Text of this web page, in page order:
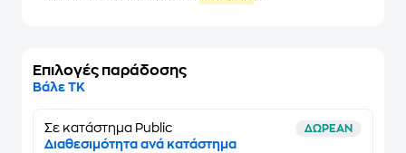
Επιλογές παράδοσης
Βάλε ΤΚ
Σε κατάστημα Public ΔΩΡΕΑΝ
Διαθεσιμότητα ανά κατάστημα